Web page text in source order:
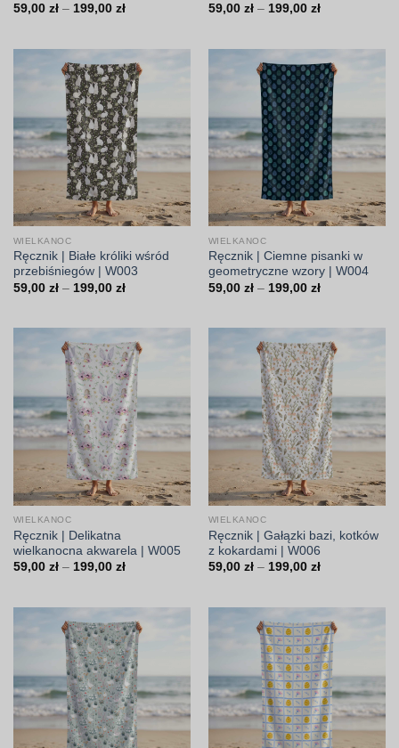
59,00 zł – 199,00 złZakres
199,00 zł
59,00 zł – 199,00 złZakres
199,00 zł
WIELKANOC
Ręcznik | Białe króliki wśród
przebiśniegów | W003
59,00 zł – 199,00 złZakres
199,00 zł
WIELKANOC
Ręcznik | Ciemne pisanki w
geometryczne wzory | W004
59,00 zł – 199,00 złZakres
199,00 zł
WIELKANOC
Ręcznik | Delikatna
wielkanocna akwarela | W005
59,00 zł – 199,00 złZakres
199,00 zł
WIELKANOC
Ręcznik | Gałązki bazi, kotków
z kokardami | W006
59,00 zł – 199,00 złZakres
199,00 zł